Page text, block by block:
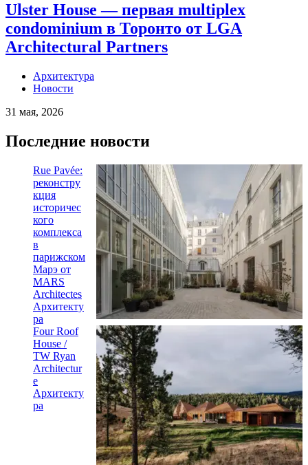
Ulster House — первая multiplex
condominium в Торонто от LGA
Architectural Partners
Архитектура
Новости
31 мая, 2026
Последние новости
Rue Pavée:
реконстру
кция
историчес
кого
комплекса
в
парижском
Марэ от
MARS
Architectes
Архитекту
ра
Four Roof
House /
TW Ryan
Architectur
e
Архитекту
ра